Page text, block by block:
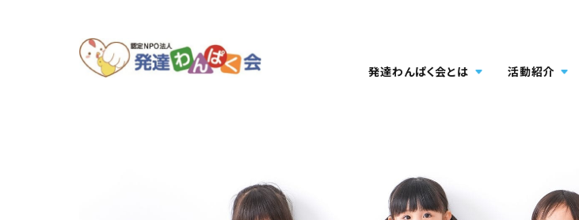
発達わんぱく会とは 活動紹介